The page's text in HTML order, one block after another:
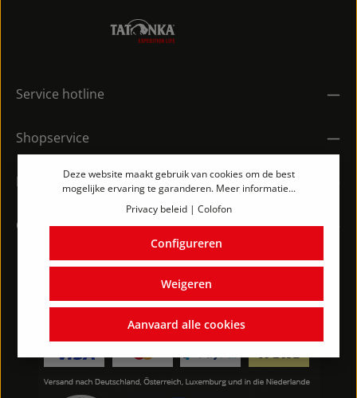
Service hotline
Shopservice
Informatie
Contact
Deze website maakt gebruik van cookies om de best
mogelijke ervaring te garanderen. Meer informatie...
Privacy beleid| Colofon
Weigeren
Configureren
Aanvaard alle cookies